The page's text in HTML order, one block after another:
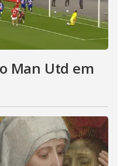
Man Utd em